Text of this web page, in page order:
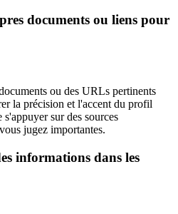
documents ou liens pour
ou des URLs pertinents
la précision et l'accent du profil
sur des sources
jugez importantes.
informations dans les